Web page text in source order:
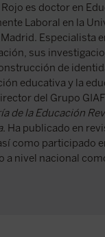
es doctor en
Laboral en la
Especialista
sus
de
educativa y la
del Grupo
de la Educación
. Ha publicado en
como participado
a nivel nacional